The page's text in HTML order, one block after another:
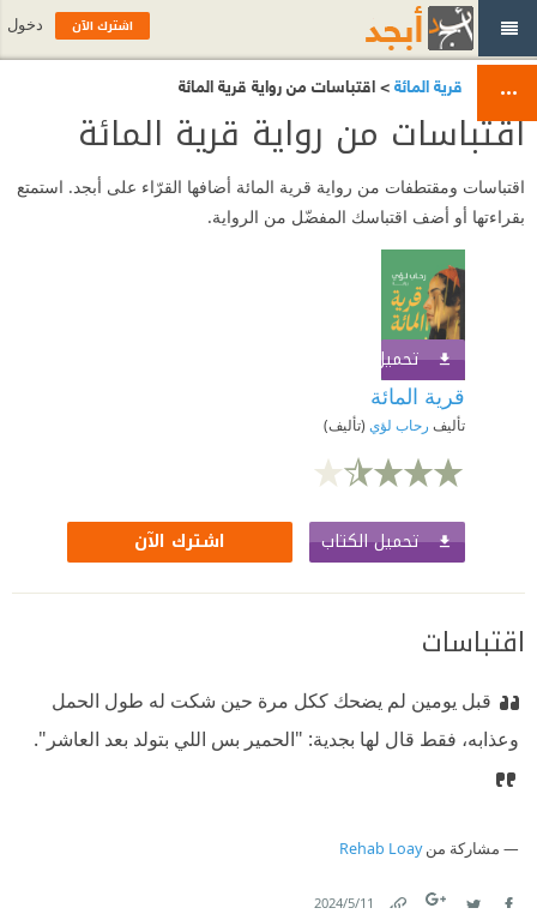
قرية المائة> اقتباسات من رواية قرية المائة
اقتباسات من رواية قرية المائة
اقتباسات ومقتطفات من رواية قرية المائة أضافها القرّاء على أبجد. استمتع
بقراءتها أو أضف اقتباسك المفضّل من الرواية.
تحميل الكتاب
قرية المائة
تأليف رحاب لؤي (تأليف)
تحميل الكتاب اشترك الآن
اقتباسات
قبل يومين لم يضحك ككل مرة حين شكت له طول الحمل
وعذابه، فقط قال لها بجدية: "الحمير بس اللي بتولد بعد العاشر".
مشاركة منRehab Loay
11‏/5‏/2024
اشترك الآن دخول